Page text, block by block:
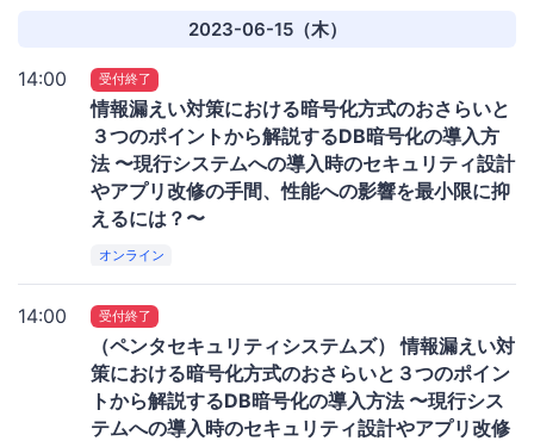
2023-06-15（木）
14:00 受付終了
情報漏えい対策における暗号化方式のおさらいと
３つのポイントから解説するDB暗号化の導入方
法 〜現行システムへの導入時のセキュリティ設計
やアプリ改修の手間、性能への影響を最小限に抑
えるには？〜
オンライン
14:00 受付終了
（ペンタセキュリティシステムズ） 情報漏えい対
策における暗号化方式のおさらいと３つのポイン
トから解説するDB暗号化の導入方法 〜現行シス
テムへの導入時のセキュリティ設計やアプリ改修